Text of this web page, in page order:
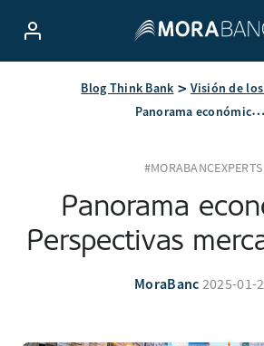
Blog Think Bank Visión de los
Panorama económico: Perspectivas mercados 2025
#MORABANCEXPERTS
Panorama
Perspectivas
MoraBanc 2025-01-